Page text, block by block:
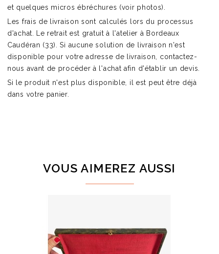
et quelques micros ébréchures (voir photos).
Les frais de livraison sont calculés lors du processus
d'achat. Le retrait est gratuit à l'atelier à Bordeaux
Caudéran (33). Si aucune solution de livraison n'est
disponible pour votre adresse de livraison, contactez-
nous avant de procéder à l'achat afin d'établir un devis.
Si le produit n'est plus disponible, il est peut être déjà
dans votre panier.
VOUS AIMEREZ AUSSI